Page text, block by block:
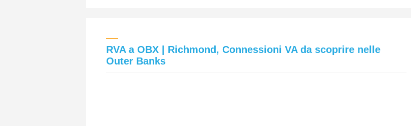
RVA a OBX | Richmond, Connessioni VA da scoprire nelle
Outer Banks